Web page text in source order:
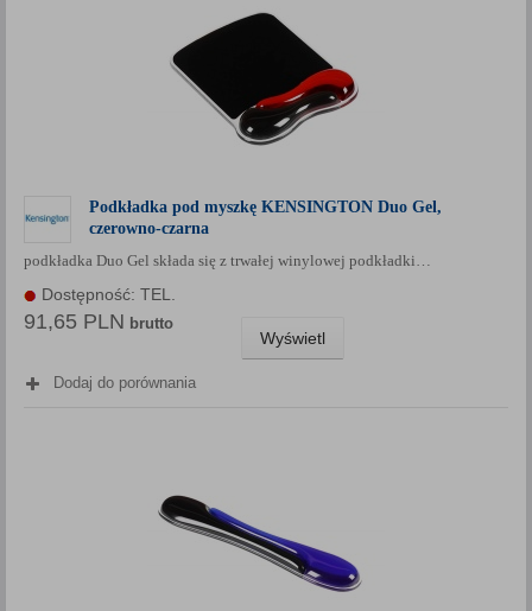
Podkładka pod myszkę KENSINGTON Duo Gel,
czerowno-czarna
podkładka Duo Gel składa się z trwałej winylowej podkładki…
Dostępność: TEL.
91,65 PLN brutto
Wyświetl
Dodaj do porównania